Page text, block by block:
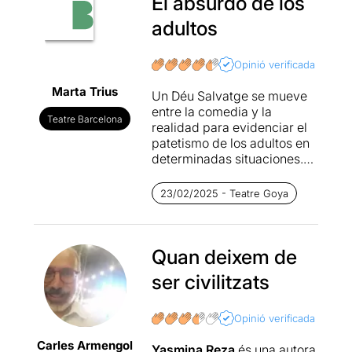
Marta Trius
Teatre Barcelona
adultos
Opinió verificada
Un Déu Salvatge se mueve
entre la comedia y la
realidad para evidenciar el
patetismo de los adultos en
determinadas situaciones.
Dos matrimonios se reúnen
para hablar sobre la pelea
violenta que han tenido sus
dientes al otro) y ver el
modo de que los niños se
reconcilien. A partir de esta
es un encuentro formal y
educado, se convierte en un
maremágnum de insultos e
23/02/2025 - Teatre Goya
Carles Armengol
Quan deixem de
ser civilitzats
Opinió verificada